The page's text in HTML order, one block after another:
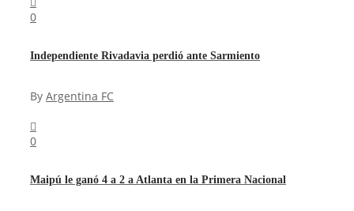
0
Independiente Rivadavia perdió ante Sarmiento
By Argentina FC
0
Maipú le ganó 4 a 2 a Atlanta en la Primera Nacional